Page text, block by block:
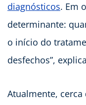
diagnósticos. Em
determinante:
o início do
desfechos”,
Atualmente,